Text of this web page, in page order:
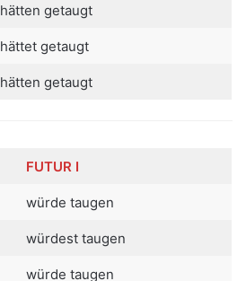
hätten getaugt
hättet getaugt
hätten getaugt
FUTUR I
würde taugen
würdest taugen
würde taugen